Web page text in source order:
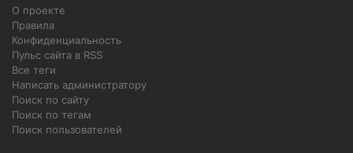
О проекте
Правила
Конфиденциальность
Пульс сайта в RSS
Все теги
Написать администратору
Поиск по сайту
Поиск по тегам
Поиск пользователей